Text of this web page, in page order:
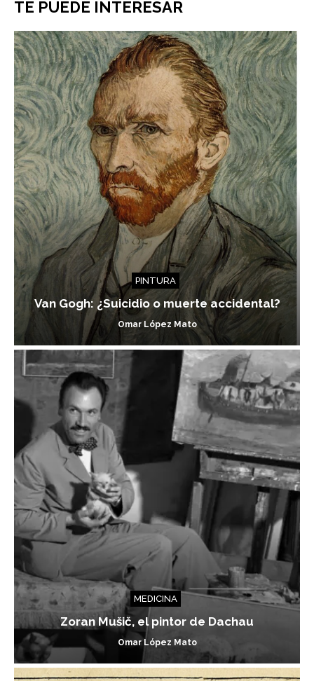
TE PUEDE INTERESAR
PINTURA
Van Gogh: ¿Suicidio o muerte accidental?
Omar López Mato
MEDICINA
Zoran Mušič, el pintor de Dachau
Omar López Mato